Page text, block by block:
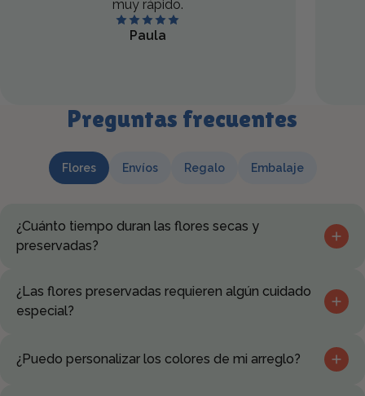
muy rápido.
Paula
Preguntas frecuentes
Flores Envíos Regalo Embalaje
¿Cuánto tiempo duran las flores secas y
preservadas?
manteniendo su aspecto natural, sin agua ni cuidados.
¿Las flores preservadas requieren algún cuidado
especial?
solar directa y la humedad.
¿Puedo personalizar los colores de mi arreglo?